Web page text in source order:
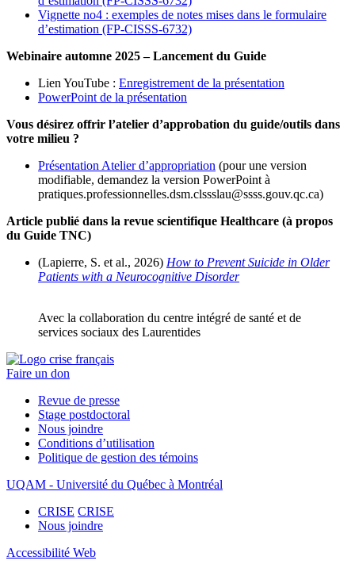
Vignette no4 : exemples de notes mises dans le formulaire
d’estimation (FP-CISSS-6732)
Webinaire automne 2025 – Lancement du Guide
Lien YouTube : Enregistrement de la présentation
PowerPoint de la présentation
Vous désirez offrir l’atelier d’approbation du guide/outils dans
votre milieu ?
Présentation Atelier d’appropriation (pour une version
modifiable, demandez la version PowerPoint à
pratiques.professionnelles.dsm.clssslau@ssss.gouv.qc.ca)
Article publié dans la revue scientifique Healthcare (à propos
du Guide TNC)
(Lapierre, S. et al., 2026) How to Prevent Suicide in Older
Patients with a Neurocognitive Disorder
Avec la collaboration du centre intégré de santé et de
services sociaux des Laurentides
Faire un don
Revue de presse
Stage postdoctoral
Nous joindre
Conditions d’utilisation
Politique de gestion des témoins
UQAM - Université du Québec à Montréal
CRISE CRISE
Nous joindre
Accessibilité Web